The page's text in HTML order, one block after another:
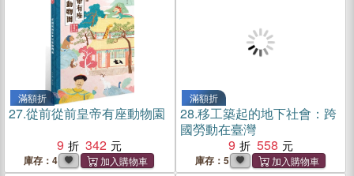
滿額折
27.從前從前皇帝有座動物園
9
342
庫存：4
滿額折
28.移工築起的地下社會：跨
國勞動在臺灣
9
558
庫存：5